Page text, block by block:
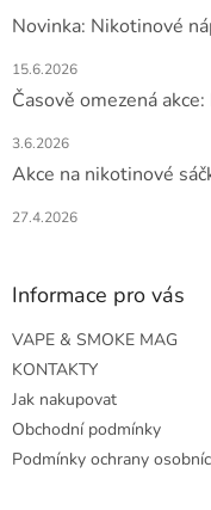
Novinka: Nikotinové
15.6.2026
Časově omezená
3.6.2026
Akce na nikotinové
27.4.2026
Informace pro vás
VAPE & SMOKE MAG
KONTAKTY
Jak nakupovat
Obchodní podmínky
Podmínky ochrany